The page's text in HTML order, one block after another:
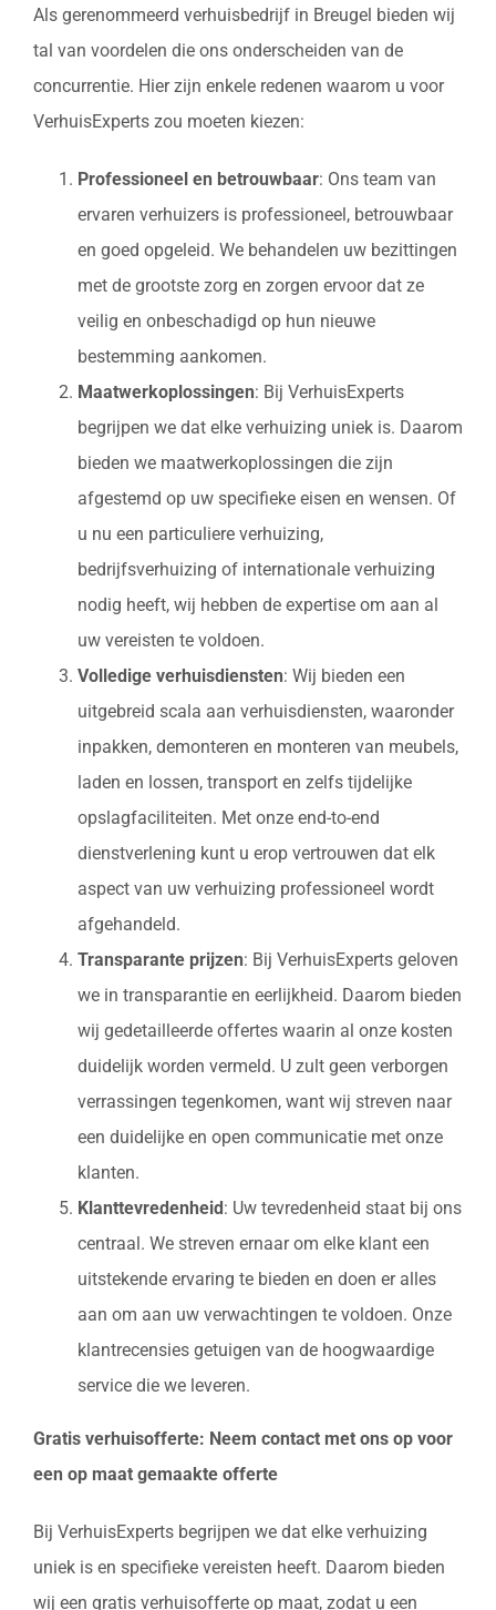
Als gerenommeerd verhuisbedrijf in Breugel bieden wij
tal van voordelen die ons onderscheiden van de
concurrentie. Hier zijn enkele redenen waarom u voor
VerhuisExperts zou moeten kiezen:
Professioneel en betrouwbaar: Ons team van
ervaren verhuizers is professioneel, betrouwbaar
en goed opgeleid. We behandelen uw bezittingen
met de grootste zorg en zorgen ervoor dat ze
veilig en onbeschadigd op hun nieuwe
bestemming aankomen.
Maatwerkoplossingen: Bij VerhuisExperts
begrijpen we dat elke verhuizing uniek is. Daarom
bieden we maatwerkoplossingen die zijn
afgestemd op uw specifieke eisen en wensen. Of
u nu een particuliere verhuizing,
bedrijfsverhuizing of internationale verhuizing
nodig heeft, wij hebben de expertise om aan al
uw vereisten te voldoen.
Volledige verhuisdiensten: Wij bieden een
uitgebreid scala aan verhuisdiensten, waaronder
inpakken, demonteren en monteren van meubels,
laden en lossen, transport en zelfs tijdelijke
opslagfaciliteiten. Met onze end-to-end
dienstverlening kunt u erop vertrouwen dat elk
aspect van uw verhuizing professioneel wordt
afgehandeld.
Transparante prijzen: Bij VerhuisExperts geloven
we in transparantie en eerlijkheid. Daarom bieden
wij gedetailleerde offertes waarin al onze kosten
duidelijk worden vermeld. U zult geen verborgen
verrassingen tegenkomen, want wij streven naar
een duidelijke en open communicatie met onze
klanten.
Klanttevredenheid : Uw tevredenheid staat bij ons
centraal. We streven ernaar om elke klant een
uitstekende ervaring te bieden en doen er alles
aan om aan uw verwachtingen te voldoen. Onze
klantrecensies getuigen van de hoogwaardige
service die we leveren.
Gratis verhuisofferte: Neem contact met ons op voor
een op maat gemaakte offerte
Bij VerhuisExperts begrijpen we dat elke verhuizing
uniek is en specifieke vereisten heeft. Daarom bieden
wij een gratis verhuisofferte op maat, zodat u een